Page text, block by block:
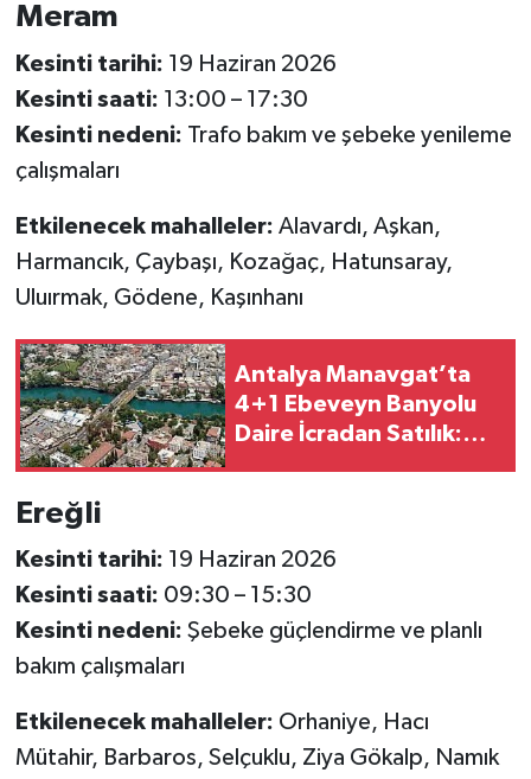
Meram
Kesinti tarihi: 19 Haziran 2026
Kesinti saati: 13:00 – 17:30
Kesinti nedeni: Trafo bakım ve şebeke yenileme
çalışmaları
Etkilenecek mahalleler: Alavardı, Aşkan,
Harmancık, Çaybaşı, Kozağaç, Hatunsaray,
Uluırmak, Gödene, Kaşınhanı
Antalya Manavgat’ta
4+1 Ebeveyn Banyolu
Daire İcradan Satılık:
Ereğli
Kesinti tarihi: 19 Haziran 2026
Kesinti saati: 09:30 – 15:30
Kesinti nedeni: Şebeke güçlendirme ve planlı
bakım çalışmaları
Etkilenecek mahalleler: Orhaniye, Hacı
Mütahir, Barbaros, Selçuklu, Ziya Gökalp, Namık